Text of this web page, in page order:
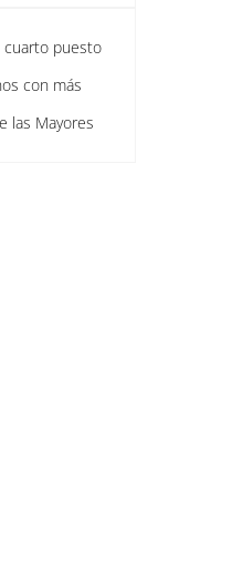
cuarto puesto
con más
las Mayores